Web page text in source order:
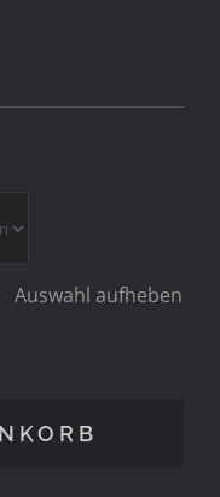
Auswahl aufheben